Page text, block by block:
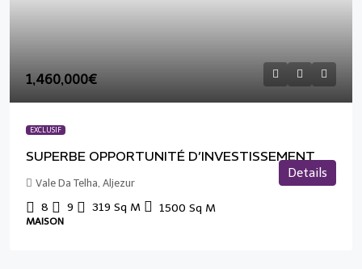
1,460,000€
EXCLUSIF
SUPERBE OPPORTUNITÉ D’INVESTISSEMENT
Vale Da Telha, Aljezur
8 9 319 Sq M 1500 Sq M
MAISON
Details